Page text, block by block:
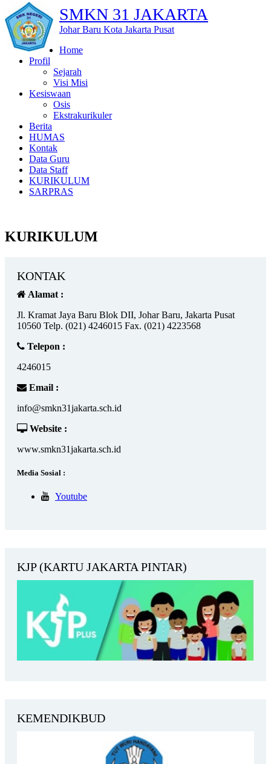
SMKN 31 JAKARTA
Johar Baru Kota Jakarta Pusat
Home
Profil
Sejarah
Visi Misi
Kesiswaan
Osis
Ekstrakurikuler
Berita
HUMAS
Kontak
Data Guru
Data Staff
KURIKULUM
SARPRAS
KURIKULUM
KONTAK
Alamat :
Jl. Kramat Jaya Baru Blok DII, Johar Baru, Jakarta Pusat
10560 Telp. (021) 4246015 Fax. (021) 4223568
Telepon :
4246015
Email :
info@smkn31jakarta.sch.id
Website :
www.smkn31jakarta.sch.id
Media Sosial :
Youtube
KJP (KARTU JAKARTA PINTAR)
KEMENDIKBUD